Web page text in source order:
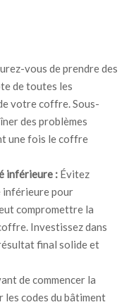
vous de prendre des
de toutes les
votre coffre. Sous-
des problèmes
une fois le coffre
inférieure : Évitez
inférieure pour
compromettre la
Investissez dans
final solide et
de commencer la
codes du bâtiment